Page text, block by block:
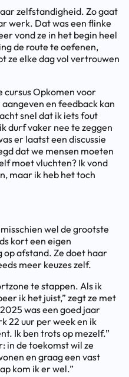
zelfstandigheid. Zo gaat
werk. Dat was een flinke
vond ze in het begin heel
de route te oefenen,
ze elke dag vol vertrouwen
cursus Opkomen voor
en feedback kan
snel dat ik iets fout
durf vaker nee te zeggen
er laatst een discussie
dat we mensen moeten
moet vluchten? Ik vond
maar ik heb het toch
wel de grootste
kort een eigen
afstand. Ze doet haar
meer keuzes zelf.
te stappen. Als ik
ik het juist,” zegt ze met
was een goed jaar
22 uur per week en ik
Ik ben trots op mezelf.”
in de toekomst wil ze
en graag een vast
kom ik er wel.”